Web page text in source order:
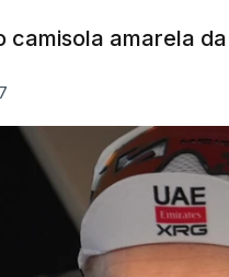
camisola amarela